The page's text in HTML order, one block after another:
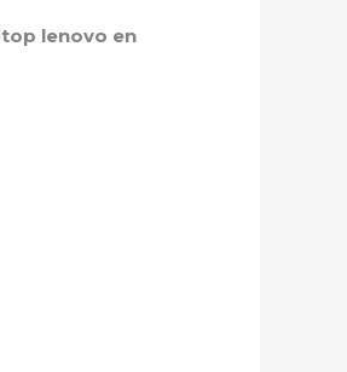
lenovo en